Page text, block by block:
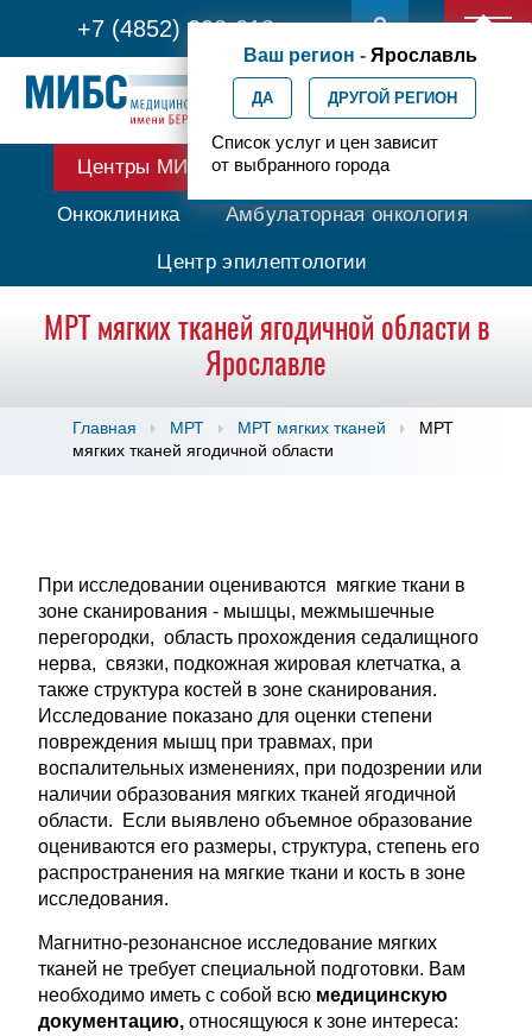
+7 (4852) 208-218
Ваш регион - Ярославль
ДА ДРУГОЙ РЕГИОН
Список услуг и цен зависит
от выбранного города
Центры МИБС Протонная терапия
Онкоклиника Амбулаторная онкология
Центр эпилептологии
МРТ мягких тканей ягодичной области в
Ярославле
Главная МРТ МРТ мягких тканей
МРТ
мягких тканей ягодичной области
При исследовании оцениваются мягкие ткани в
зоне сканирования - мышцы, межмышечные
перегородки, область прохождения седалищного
нерва, связки, подкожная жировая клетчатка, а
также структура костей в зоне сканирования.
Исследование показано для оценки степени
повреждения мышц при травмах, при
воспалительных изменениях, при подозрении или
наличии образования мягких тканей ягодичной
области. Если выявлено объемное образование
оцениваются его размеры, структура, степень его
распространения на мягкие ткани и кость в зоне
исследования.
Магнитно-резонансное исследование мягких
тканей не требует специальной подготовки. Вам
необходимо иметь с собой всю медицинскую
документацию, относящуюся к зоне интереса: